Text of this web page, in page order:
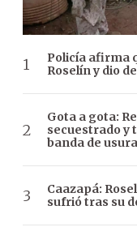
Policía afirma
Roselín y dio
Gota a gota:
secuestrado y
banda de usura
Caazapá:
sufrió tras su